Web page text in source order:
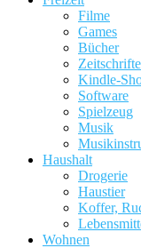
Filme
Games
Bücher
Kindle-
Software
Spielzeug
Musik
Haushalt
Drogerie
Haustier
Koffer,
Wohnen